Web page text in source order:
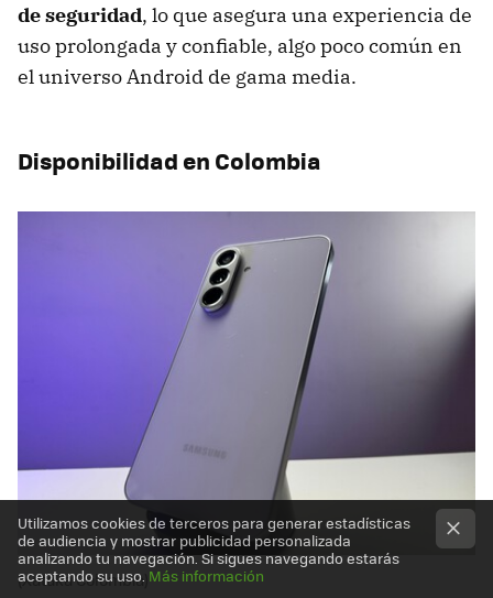
de seguridad, lo que asegura una experiencia de
uso prolongada y confiable, algo poco común en
el universo Android de gama media.
Disponibilidad en Colombia
(Xataka Colombia)
Utilizamos cookies de terceros para generar estadísticas
de audiencia y mostrar publicidad personalizada
analizando tu navegación. Si sigues navegando estarás
aceptando su uso. Más información